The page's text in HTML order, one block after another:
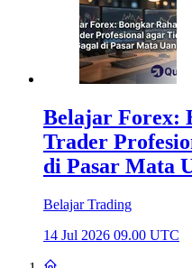
Belajar Forex:
Trader
di Pasar Mata
Belajar Trading
14 Jul 2026 09.00 UTC